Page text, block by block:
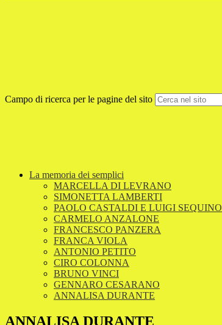
Campo di ricerca per le pagine del sito
La memoria dei semplici
MARCELLA DI LEVRANO
SIMONETTA LAMBERTI
PAOLO CASTALDI E LUIGI SEQUINO
CARMELO ANZALONE
FRANCESCO PANZERA
FRANCA VIOLA
ANTONIO PETITO
CIRO COLONNA
BRUNO VINCI
GENNARO CESARANO
ANNALISA DURANTE
ANNALISA DURANTE